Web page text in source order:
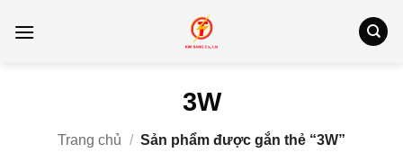
qua
3W
Trang chủ / Sản phẩm được gắn thẻ “3W”